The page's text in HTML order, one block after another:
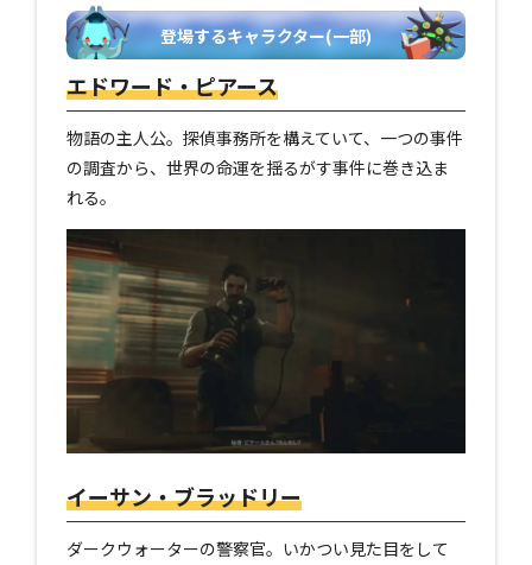
登場するキャラクター(一部)
エドワード・ピアース
物語の主人公。探偵事務所を構えていて、一つの事件
の調査から、世界の命運を揺るがす事件に巻き込ま
れる。
イーサン・ブラッドリー
ダークウォーターの警察官。いかつい見た目をして